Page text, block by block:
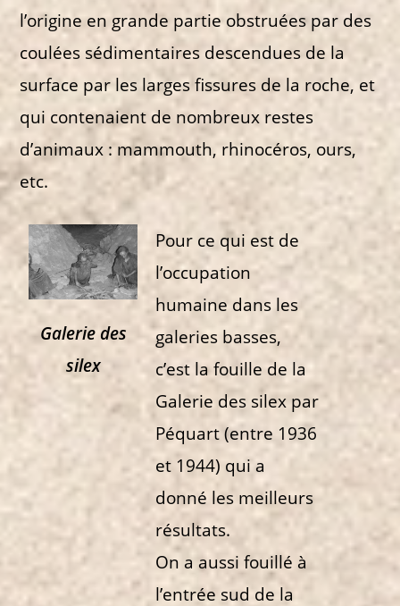
l’origine en grande partie obstruées par des
coulées sédimentaires descendues de la
surface par les larges fissures de la roche, et
qui contenaient de nombreux restes
d’animaux : mammouth, rhinocéros, ours,
etc.
Galerie des
silex
Pour ce qui est de
l’occupation
humaine dans les
galeries basses,
c’est la fouille de la
Galerie des silex par
Péquart (entre 1936
et 1944) qui a
donné les meilleurs
résultats.
On a aussi fouillé à
l’entrée sud de la